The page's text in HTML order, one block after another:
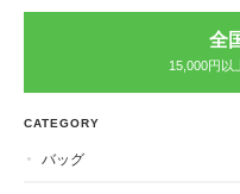
全
15,000円以
CATEGORY
バッグ